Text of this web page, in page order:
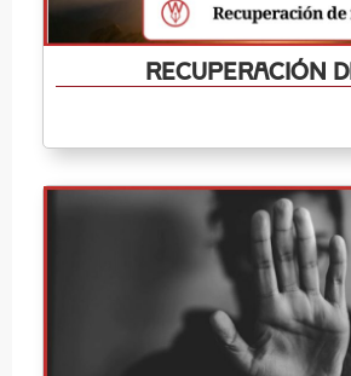
Recuperación